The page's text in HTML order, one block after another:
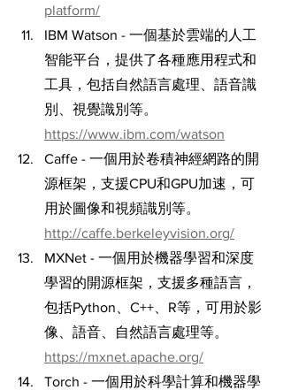
platform/
IBM Watson - 一個基於雲端的人工
智能平台，提供了各種應用程式和
工具，包括自然語言處理、語音識
別、視覺識別等。
https://www.ibm.com/watson
Caffe - 一個用於卷積神經網路的開
源框架，支援CPU和GPU加速，可
用於圖像和視頻識別等。
http://caffe.berkeleyvision.org/
MXNet - 一個用於機器學習和深度
學習的開源框架，支援多種語言，
包括Python、C++、R等，可用於影
像、語音、自然語言處理等。
https://mxnet.apache.org/
Torch - 一個用於科學計算和機器學